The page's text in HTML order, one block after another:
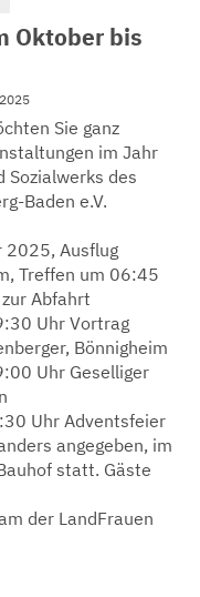
Oktober bis
Sie ganz
im Jahr
Sozialwerks des
Baden e.V.
2025, Ausflug
Treffen um 06:45
Abfahrt
Uhr Vortrag
Bönnigheim
Uhr Geselliger
Uhr Adventsfeier
angegeben, im
statt. Gäste
der LandFrauen